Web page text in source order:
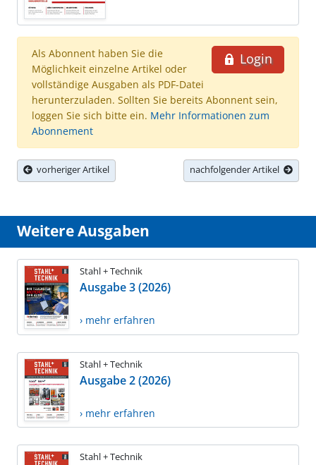
Login
Als Abonnent haben Sie die
Möglichkeit einzelne Artikel oder
vollständige Ausgaben als PDF-Datei
herunterzuladen. Sollten Sie bereits Abonnent sein,
loggen Sie sich bitte ein. Mehr Informationen zum
Abonnement
vorheriger Artikel nachfolgender Artikel
Weitere Ausgaben
Stahl + Technik
Ausgabe 3 (2026)
› mehr erfahren
Stahl + Technik
Ausgabe 2 (2026)
› mehr erfahren
Stahl + Technik